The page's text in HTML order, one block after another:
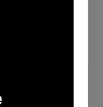
家８５折